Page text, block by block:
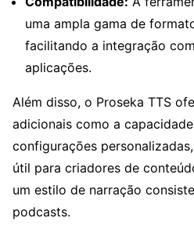
uma ampla gama de
facilitando a integração
aplicações.
Além disso, o Proseka TTS
adicionais como a
configurações
útil para criadores de
um estilo de narração
podcasts.